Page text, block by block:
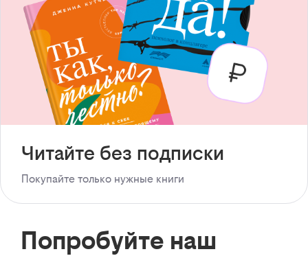
Читайте без подписки
Покупайте только нужные книги
Попробуйте наш